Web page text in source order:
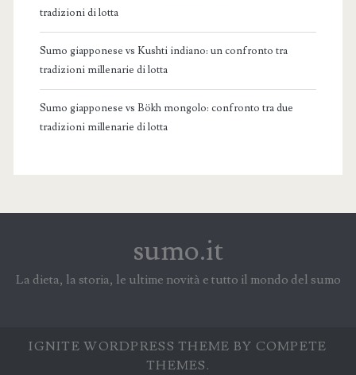
tradizioni di lotta
Sumo giapponese vs Kushti indiano: un confronto tra
tradizioni millenarie di lotta
Sumo giapponese vs Bökh mongolo: confronto tra due
tradizioni millenarie di lotta
sumo.it
La dieta, la storia, le ultime novità e tutto il mondo del sumo
IGNITE WORDPRESS THEME BY COMPETE
THEMES.